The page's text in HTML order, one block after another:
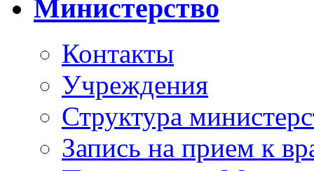
Министерство
Контакты
Учреждения
Структура
Запись на прием к